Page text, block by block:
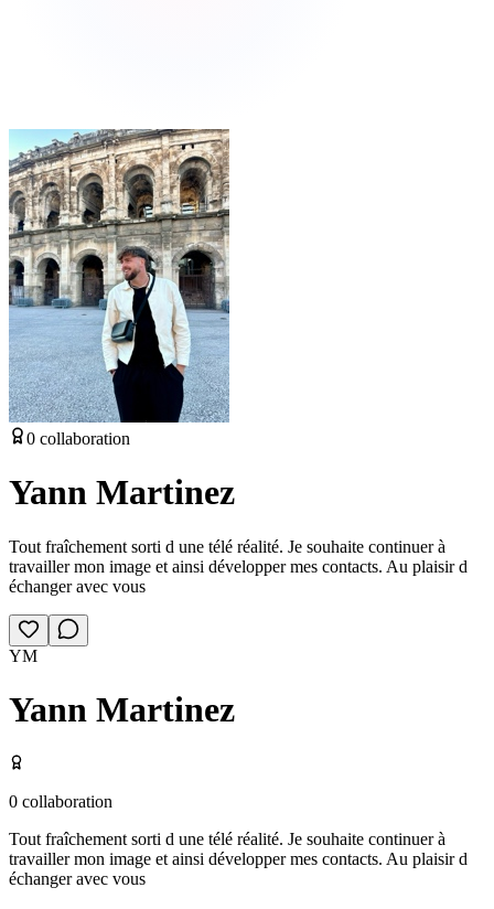
0 collaboration
Yann Martinez
Tout fraîchement sorti d une télé réalité. Je souhaite continuer à
travailler mon image et ainsi développer mes contacts. Au plaisir d
échanger avec vous
YM
Yann Martinez
0 collaboration
Tout fraîchement sorti d une télé réalité. Je souhaite continuer à
travailler mon image et ainsi développer mes contacts. Au plaisir d
échanger avec vous